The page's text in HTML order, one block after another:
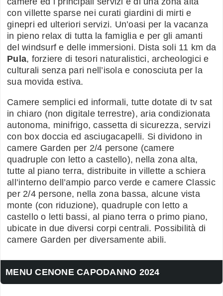
con villette sparse nei curati giardini di mirti e
ginepri ed ulteriori servizi. Un’oasi per la vacanza
in pieno relax di tutta la famiglia e per gli amanti
del windsurf e delle immersioni. Dista soli 11 km da
Pula, forziere di tesori naturalistici, archeologici e
culturali senza pari nell’isola e conosciuta per la
sua movida estiva.
Camere semplici ed informali, tutte dotate di tv sat
in chiaro (non digitale terrestre), aria condizionata
autonoma, minifrigo, cassetta di sicurezza, servizi
con box doccia ed asciugacapelli. Si dividono in
camere Garden per 2/4 persone (camere
quadruple con letto a castello), nella zona alta,
tutte al piano terra, distribuite in villette a schiera
all’interno dell’ampio parco verde e camere Classic
per 2/4 persone, nella zona bassa, alcune vista
monte (con riduzione), quadruple con letto a
castello o letti bassi, al piano terra o primo piano,
ubicate in due diversi corpi centrali. Possibilità di
camere Garden per diversamente abili.
MENU CENONE CAPODANNO 2024